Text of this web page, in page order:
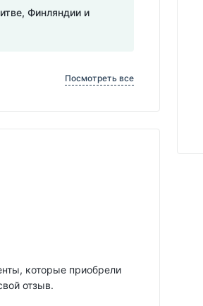
Финляндии и
Посмотреть все
которые приобрели
отзыв.